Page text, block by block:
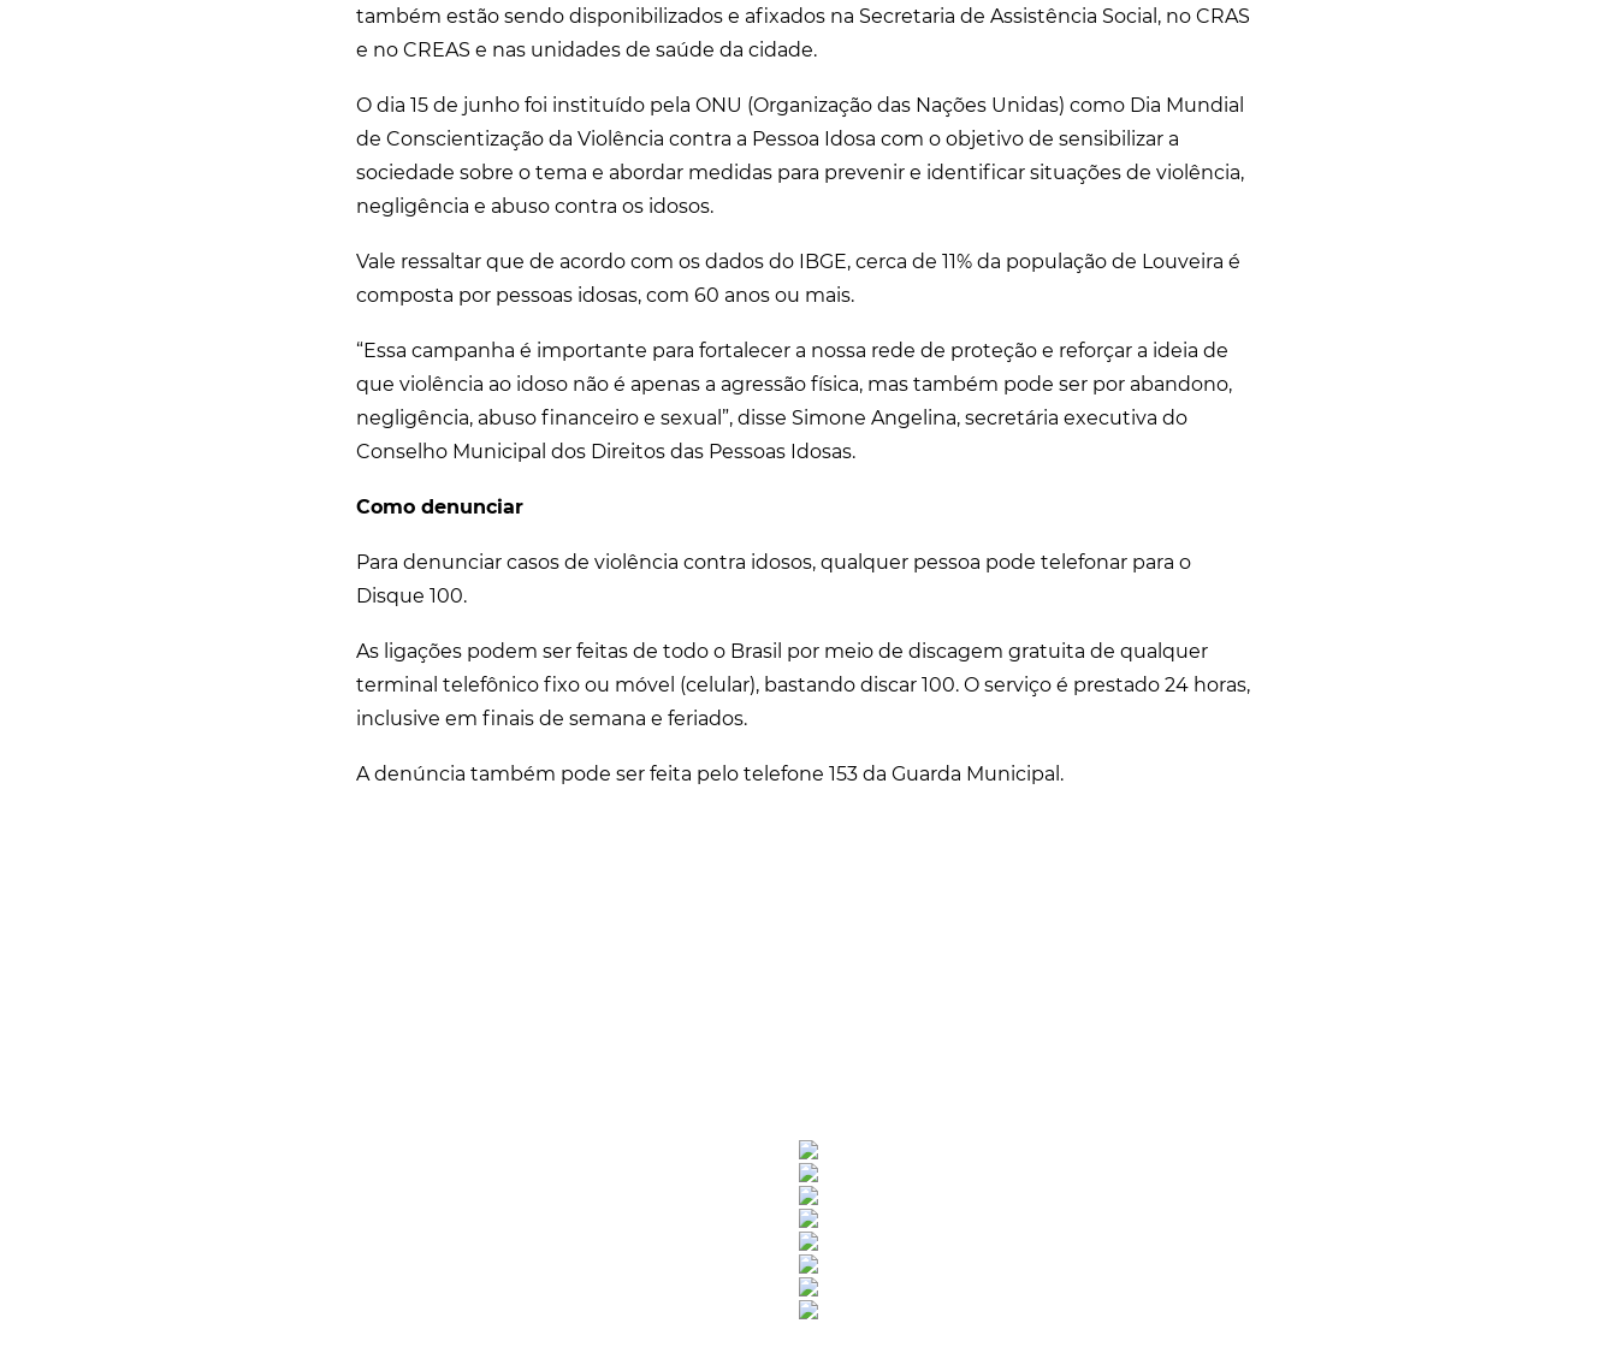
também estão sendo disponibilizados e afixados na Secretaria de Assistência Social, no CRAS
e no CREAS e nas unidades de saúde da cidade.
O dia 15 de junho foi instituído pela ONU (Organização das Nações Unidas) como Dia Mundial
de Conscientização da Violência contra a Pessoa Idosa com o objetivo de sensibilizar a
sociedade sobre o tema e abordar medidas para prevenir e identificar situações de violência,
negligência e abuso contra os idosos.
Vale ressaltar que de acordo com os dados do IBGE, cerca de 11% da população de Louveira é
composta por pessoas idosas, com 60 anos ou mais.
“Essa campanha é importante para fortalecer a nossa rede de proteção e reforçar a ideia de
que violência ao idoso não é apenas a agressão física, mas também pode ser por abandono,
negligência, abuso financeiro e sexual”, disse Simone Angelina, secretária executiva do
Conselho Municipal dos Direitos das Pessoas Idosas.
Como denunciar
Para denunciar casos de violência contra idosos, qualquer pessoa pode telefonar para o
Disque 100.
As ligações podem ser feitas de todo o Brasil por meio de discagem gratuita de qualquer
terminal telefônico fixo ou móvel (celular), bastando discar 100. O serviço é prestado 24 horas,
inclusive em finais de semana e feriados.
A denúncia também pode ser feita pelo telefone 153 da Guarda Municipal.